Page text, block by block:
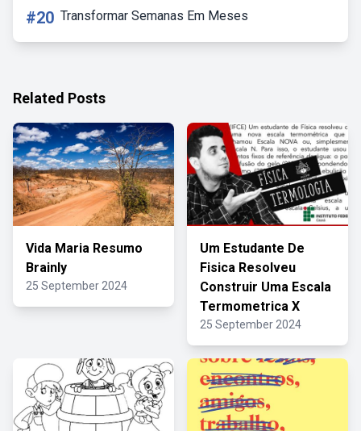
#20 Transformar Semanas Em Meses
Related Posts
Vida Maria Resumo
Brainly
25 September 2024
Um Estudante De
Fisica Resolveu
Construir Uma Escala
Termometrica X
25 September 2024